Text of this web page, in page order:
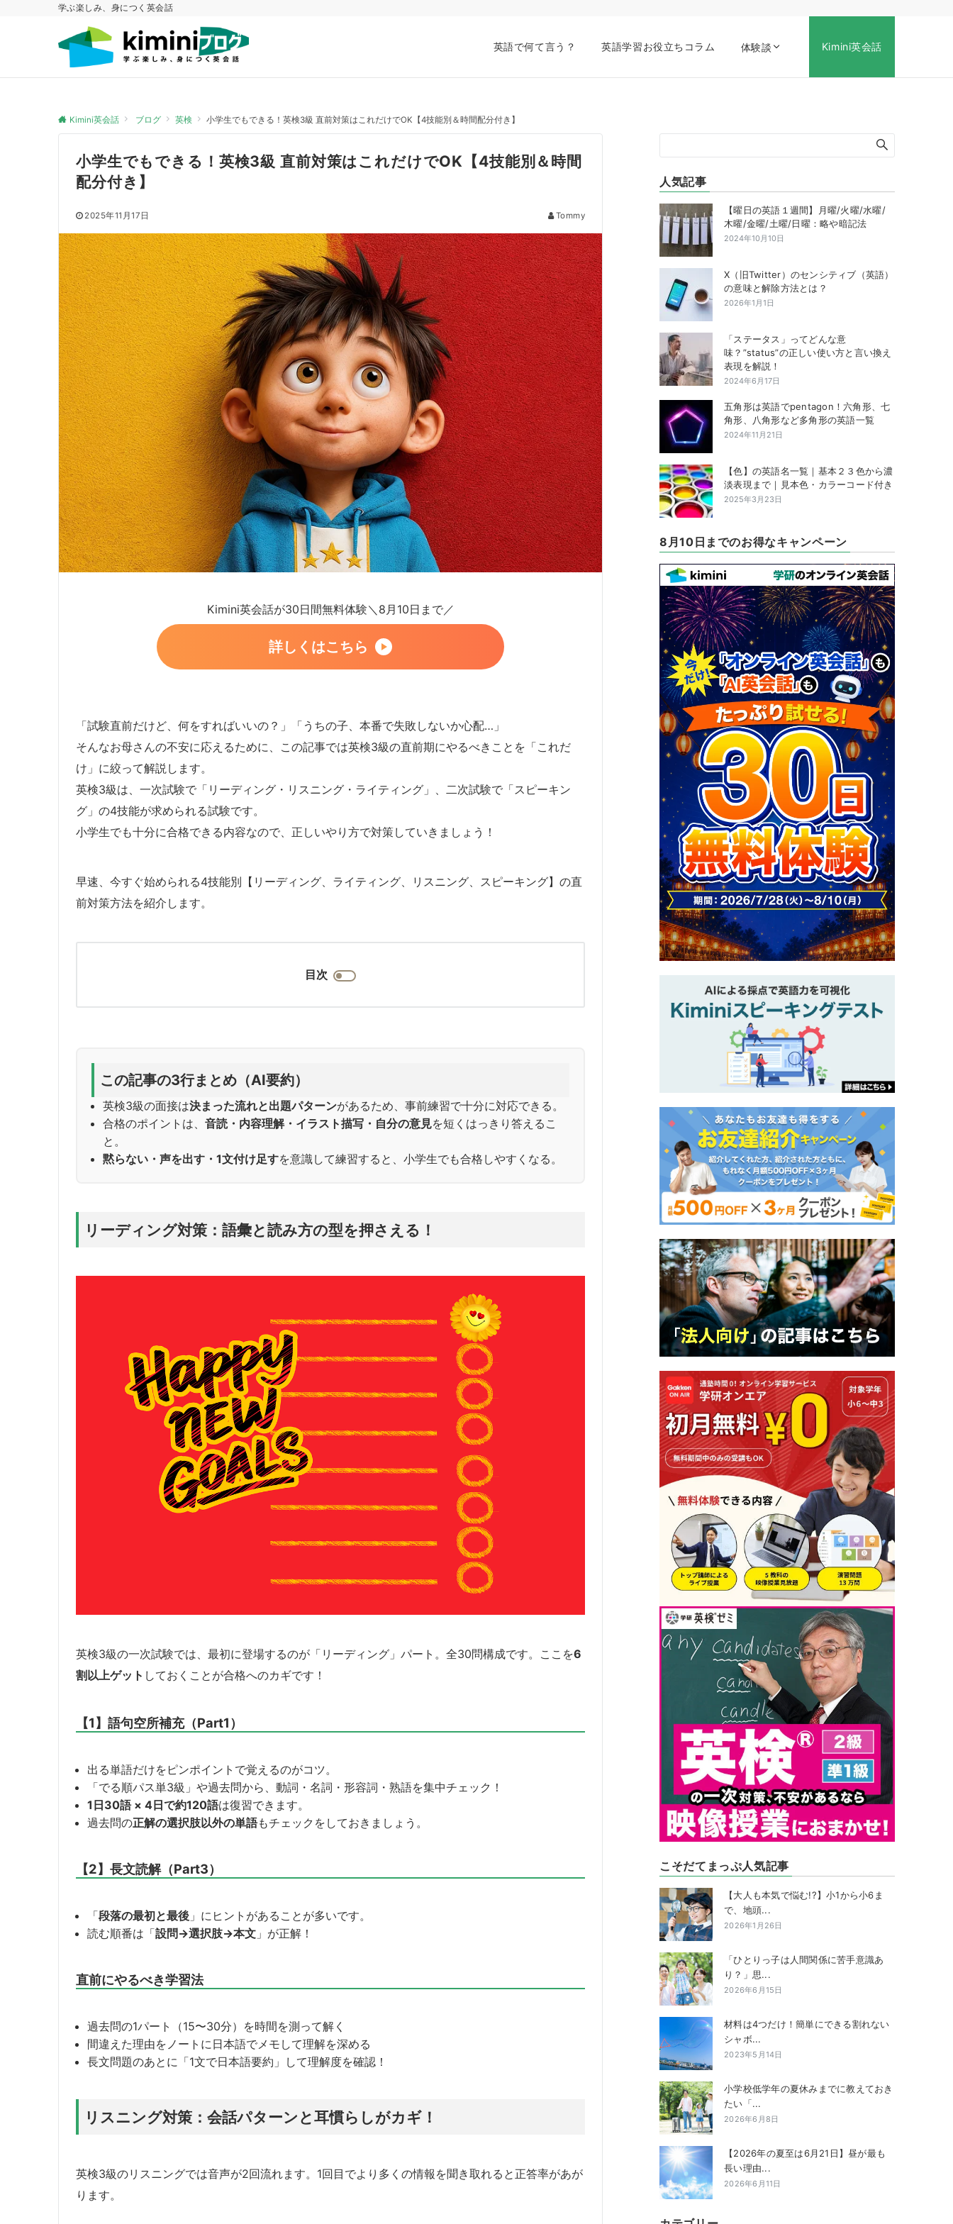
学ぶ楽しみ、身につく英会話
英語で何て言う？ 英語学習お役立ちコラム 体験談 Kimini英会話
Kimini英会話 ブログ 英検 小学生でもできる！英検3級 直前対策はこれだけでOK【4技能別＆時間配分付き】
小学生でもできる！英検3級 直前対策はこれだけでOK【4技能別＆時間
配分付き】
2025年11月17日 Tommy
Kimini英会話が30日間無料体験＼8月10日まで／
詳しくはこちら
「試験直前だけど、何をすればいいの？」「うちの子、本番で失敗しないか心配…」
そんなお母さんの不安に応えるために、この記事では英検3級の直前期にやるべきことを「これだ
け」に絞って解説します。
英検3級は、一次試験で「リーディング・リスニング・ライティング」、二次試験で「スピーキン
グ」の4技能が求められる試験です。
小学生でも十分に合格できる内容なので、正しいやり方で対策していきましょう！
早速、今すぐ始められる4技能別【リーディング、ライティング、リスニング、スピーキング】の直
前対策方法を紹介します。
目次
この記事の3行まとめ（AI要約）
英検3級の面接は決まった流れと出題パターンがあるため、事前練習で十分に対応できる。
合格のポイントは、 音読・内容理解・イラスト描写・自分の意見を短くはっきり答えるこ
と。
黙らない・声を出す・1文付け足すを意識して練習すると、小学生でも合格しやすくなる。
リーディング対策：語彙と読み方の型を押さえる！
英検3級の一次試験では、最初に登場するのが「リーディング」パート。全30問構成です。ここを6
割以上ゲット しておくことが合格へのカギです！
【1】語句空所補充（Part1）
出る単語だけをピンポイントで覚えるのがコツ。
「でる順パス単3級」や過去問から、動詞・名詞・形容詞・熟語を集中チェック！
1日30語 × 4日で約120語は復習できます。
過去問の正解の選択肢以外の単語もチェックをしておきましょう。
【2】長文読解（Part3）
「段落の最初と最後 」にヒントがあることが多いです。
読む順番は「設問→選択肢→本文 」が正解！
直前にやるべき学習法
過去問の1パート（15〜30分）を時間を測って解く
間違えた理由をノートに日本語でメモして理解を深める
長文問題のあとに「1文で日本語要約」して理解度を確認！
リスニング対策：会話パターンと耳慣らしがカギ！
英検3級のリスニングでは音声が2回流れます。1回目でより多くの情報を聞き取れると正答率があが
ります。
人気記事
【曜日の英語１週間】月曜/火曜/水曜/
木曜/金曜/土曜/日曜：略や暗記法
2024年10月10日
X（旧Twitter）のセンシティブ（英語）
の意味と解除方法とは？
2026年1月1日
「ステータス」ってどんな意
味？”status”の正しい使い方と言い換え
表現を解説！
2024年6月17日
五角形は英語でpentagon！六角形、七
角形、八角形など多角形の英語一覧
2024年11月21日
【色】の英語名一覧｜基本２３色から濃
淡表現まで｜見本色・カラーコード付き
2025年3月23日
8月10日までのお得なキャンペーン
こそだてまっぷ人気記事
【大人も本気で悩む!?】小1から小6ま
で、地頭...
2026年1月26日
「ひとりっ子は人間関係に苦手意識あ
り？」思...
2026年6月15日
材料は4つだけ！簡単にできる割れない
シャボ...
2023年5月14日
小学校低学年の夏休みまでに教えておき
たい「...
2026年6月8日
【2026年の夏至は6月21日】昼が最も
長い理由...
2026年6月11日